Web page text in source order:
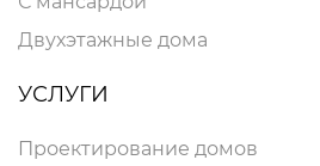
Двухэтажные дома
УСЛУГИ
Проектирование домов